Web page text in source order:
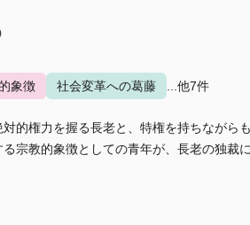
象徴 社会変革への葛藤 ...他7件
的権力を握る長老と、特権を持ちながら
宗教的象徴としての青年が、長老の独裁